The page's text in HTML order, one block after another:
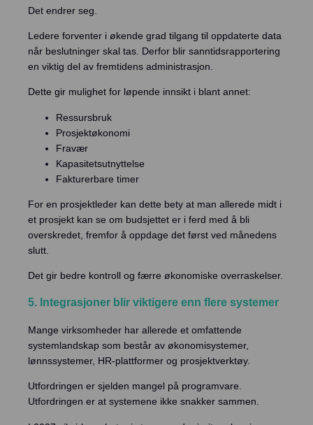
Det endrer seg.
Ledere forventer i økende grad tilgang til oppdaterte data
når beslutninger skal tas. Derfor blir sanntidsrapportering
en viktig del av fremtidens administrasjon.
Dette gir mulighet for løpende innsikt i blant annet:
Ressursbruk
Prosjektøkonomi
Fravær
Kapasitetsutnyttelse
Fakturerbare timer
For en prosjektleder kan dette bety at man allerede midt i
et prosjekt kan se om budsjettet er i ferd med å bli
overskredet, fremfor å oppdage det først ved månedens
slutt.
Det gir bedre kontroll og færre økonomiske overraskelser.
5. Integrasjoner blir viktigere enn flere systemer
Mange virksomheder har allerede et omfattende
systemlandskap som består av økonomisystemer,
lønnssystemer, HR-plattformer og prosjektverktøy.
Utfordringen er sjelden mangel på programvare.
Utfordringen er at systemene ikke snakker sammen.